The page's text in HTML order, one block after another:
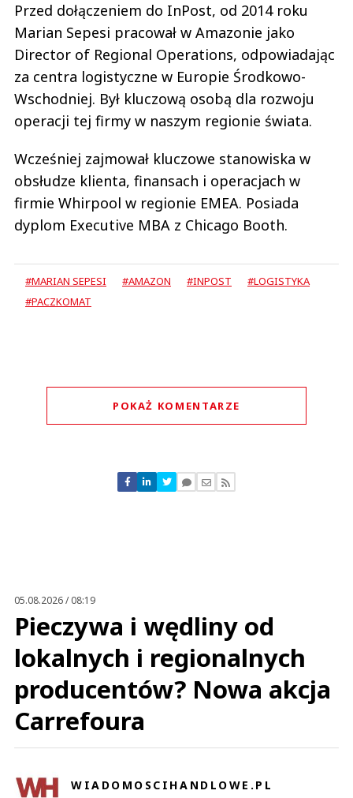
Przed dołączeniem do InPost, od 2014 roku
Marian Sepesi pracował w Amazonie jako
Director of Regional Operations, odpowiadając
za centra logistyczne w Europie Środkowo-
Wschodniej. Był kluczową osobą dla rozwoju
operacji tej firmy w naszym regionie świata.
Wcześniej zajmował kluczowe stanowiska w
obsłudze klienta, finansach i operacjach w
firmie Whirpool w regionie EMEA. Posiada
dyplom Executive MBA z Chicago Booth.
#MARIAN SEPESI #AMAZON #INPOST
#LOGISTYKA
#PACZKOMAT
POKAŻ KOMENTARZE
Nie znaleziono komentarzy
Zostaw swoje komentarze
05.08.2026 / 08:19
Pieczywa i wędliny od
lokalnych i regionalnych
producentów? Nowa akcja
Carrefoura
WIADOMOSCIHANDLOWE.PL